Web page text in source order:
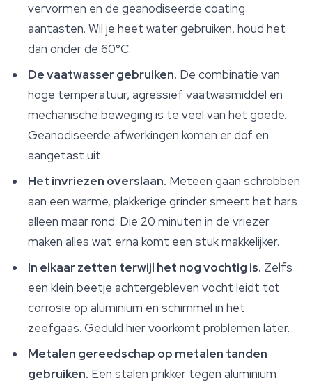
vervormen en de geanodiseerde coating
aantasten. Wil je heet water gebruiken, houd het
dan onder de 60°C.
De vaatwasser gebruiken. De combinatie van
hoge temperatuur, agressief vaatwasmiddel en
mechanische beweging is te veel van het goede.
Geanodiseerde afwerkingen komen er dof en
aangetast uit.
Het invriezen overslaan. Meteen gaan schrobben
aan een warme, plakkerige grinder smeert het hars
alleen maar rond. Die 20 minuten in de vriezer
maken alles wat erna komt een stuk makkelijker.
In elkaar zetten terwijl het nog vochtig is. Zelfs
een klein beetje achtergebleven vocht leidt tot
corrosie op aluminium en schimmel in het
zeefgaas. Geduld hier voorkomt problemen later.
Metalen gereedschap op metalen tanden
gebruiken. Een stalen prikker tegen aluminium